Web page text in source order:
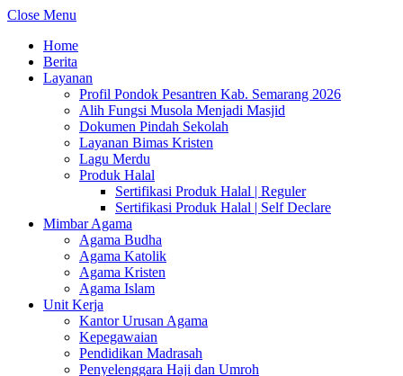
Close Menu
Home
Berita
Layanan
Profil Pondok Pesantren Kab. Semarang 2026
Alih Fungsi Musola Menjadi Masjid
Dokumen Pindah Sekolah
Layanan Bimas Kristen
Lagu Merdu
Produk Halal
Sertifikasi Produk Halal | Reguler
Sertifikasi Produk Halal | Self Declare
Mimbar Agama
Agama Budha
Agama Katolik
Agama Kristen
Agama Islam
Unit Kerja
Kantor Urusan Agama
Kepegawaian
Pendidikan Madrasah
Penyelenggara Haji dan Umroh